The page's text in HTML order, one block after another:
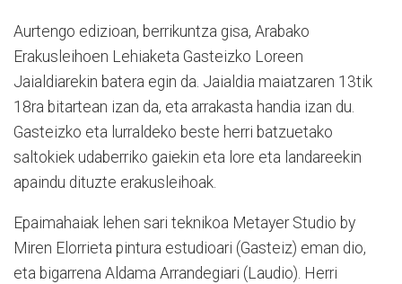
Aurtengo edizioan, berrikuntza gisa, Arabako
Erakusleihoen Lehiaketa Gasteizko Loreen
Jaialdiarekin batera egin da. Jaialdia maiatzaren 13tik
18ra bitartean izan da, eta arrakasta handia izan du.
Gasteizko eta lurraldeko beste herri batzuetako
saltokiek udaberriko gaiekin eta lore eta landareekin
apaindu dituzte erakusleihoak.
Epaimahaiak lehen sari teknikoa Metayer Studio by
Miren Elorrieta pintura estudioari (Gasteiz) eman dio,
eta bigarrena Aldama Arrandegiari (Laudio). Herri